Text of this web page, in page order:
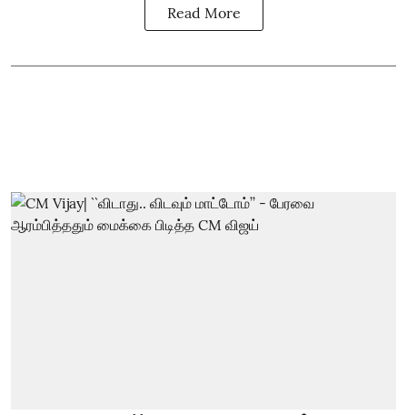
Read More